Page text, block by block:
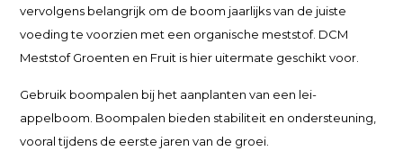
vervolgens belangrijk om de boom jaarlijks van de juiste
voeding te voorzien met een organische meststof. DCM
Meststof Groenten en Fruit is hier uitermate geschikt voor.
Gebruik boompalen bij het aanplanten van een lei-
appelboom. Boompalen bieden stabiliteit en ondersteuning,
vooral tijdens de eerste jaren van de groei.